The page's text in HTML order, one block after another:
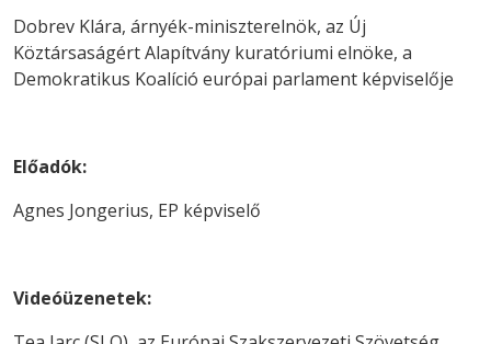
Dobrev Klára, árnyék-miniszterelnök, az Új
Köztársaságért Alapítvány kuratóriumi elnöke, a
Demokratikus Koalíció európai parlament képviselője
Előadók:
Agnes Jongerius, EP képviselő
Videóüzenetek: